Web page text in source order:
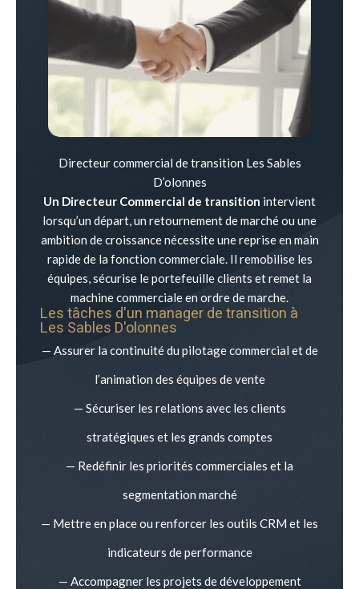
Directeur commercial de transition Les Sables
D’olonnes
Un Directeur Commercial de transition intervient
lorsqu’un départ, un retournement de marché ou une
ambition de croissance nécessite une reprise en main
rapide de la fonction commerciale. Il remobilise les
équipes, sécurise le portefeuille clients et remet la
machine commerciale en ordre de marche.
Les tâches d'un manager de transition à
Les Sables D'olonnes
— Assurer la continuité du pilotage commercial et de
l’animation des équipes de vente
— Sécuriser les relations avec les clients
stratégiques et les grands comptes
— Redéfinir les priorités commerciales et la
segmentation marché
— Mettre en place ou renforcer les outils CRM et les
indicateurs de performance
— Accompagner les projets de développement